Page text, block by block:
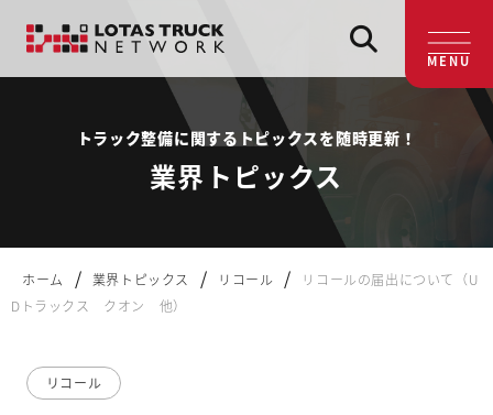
MENU
トラック整備に関するトピックスを随時更新！
業界トピックス
ホーム / 業界トピックス / リコール /
リコールの届出について（U
Dトラックス クオン 他）
リコール